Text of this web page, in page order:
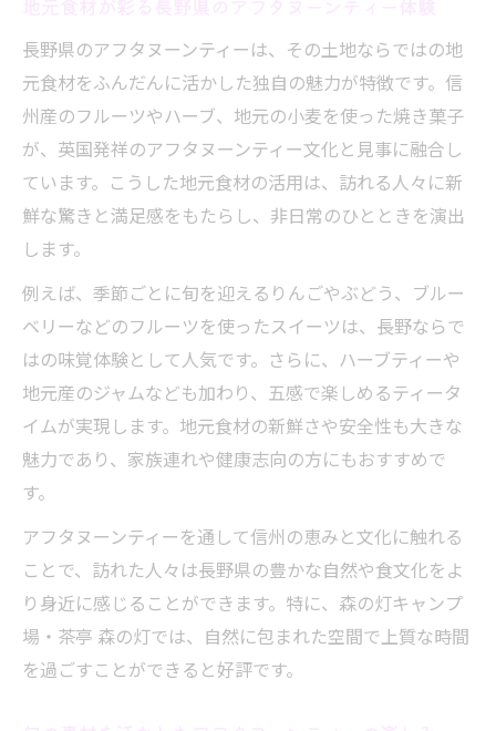
長野県のアフタヌーンティーは、その土地ならではの地
元食材をふんだんに活かした独自の魅力が特徴です。信
州産のフルーツやハーブ、地元の小麦を使った焼き菓子
が、英国発祥のアフタヌーンティー文化と見事に融合し
ています。こうした地元食材の活用は、訪れる人々に新
鮮な驚きと満足感をもたらし、非日常のひとときを演出
します。
例えば、季節ごとに旬を迎えるりんごやぶどう、ブルー
ベリーなどのフルーツを使ったスイーツは、長野ならで
はの味覚体験として人気です。さらに、ハーブティーや
地元産のジャムなども加わり、五感で楽しめるティータ
イムが実現します。地元食材の新鮮さや安全性も大きな
魅力であり、家族連れや健康志向の方にもおすすめで
す。
アフタヌーンティーを通して信州の恵みと文化に触れる
ことで、訪れた人々は長野県の豊かな自然や食文化をよ
り身近に感じることができます。特に、森の灯キャンプ
場・茶亭 森の灯では、自然に包まれた空間で上質な時間
を過ごすことができると好評です。